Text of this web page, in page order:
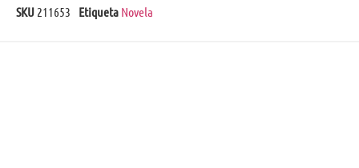
SKU 211653 Etiqueta Novela